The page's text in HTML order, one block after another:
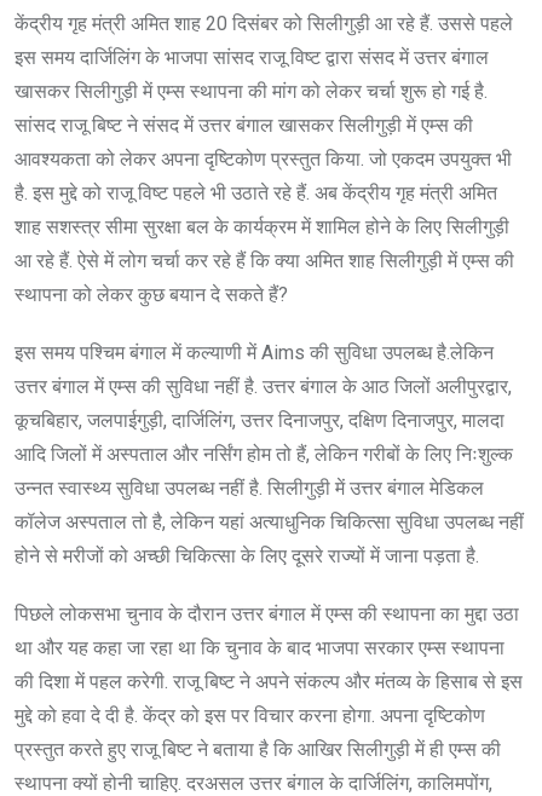
केंद्रीय गृह मंत्री अमित शाह 20 दिसंबर को सिलीगुड़ी आ रहे हैं. उससे पहले
इस समय दार्जिलिंग के भाजपा सांसद राजू विष्ट द्वारा संसद में उत्तर बंगाल
खासकर सिलीगुड़ी में एम्स स्थापना की मांग को लेकर चर्चा शुरू हो गई है.
सांसद राजू बिष्ट ने संसद में उत्तर बंगाल खासकर सिलीगुड़ी में एम्स की
आवश्यकता को लेकर अपना दृष्टिकोण प्रस्तुत किया. जो एकदम उपयुक्त भी
है. इस मुद्दे को राजू विष्ट पहले भी उठाते रहे हैं. अब केंद्रीय गृह मंत्री अमित
शाह सशस्त्र सीमा सुरक्षा बल के कार्यक्रम में शामिल होने के लिए सिलीगुड़ी
आ रहे हैं. ऐसे में लोग चर्चा कर रहे हैं कि क्या अमित शाह सिलीगुड़ी में एम्स की
स्थापना को लेकर कुछ बयान दे सकते हैं?
इस समय पश्चिम बंगाल में कल्याणी में Aims की सुविधा उपलब्ध है.लेकिन
उत्तर बंगाल में एम्स की सुविधा नहीं है. उत्तर बंगाल के आठ जिलों अलीपुरद्वार,
कूचबिहार, जलपाईगुड़ी, दार्जिलिंग, उत्तर दिनाजपुर, दक्षिण दिनाजपुर, मालदा
आदि जिलों में अस्पताल और नर्सिंग होम तो हैं, लेकिन गरीबों के लिए निःशुल्क
उन्नत स्वास्थ्य सुविधा उपलब्ध नहीं है. सिलीगुड़ी में उत्तर बंगाल मेडिकल
कॉलेज अस्पताल तो है, लेकिन यहां अत्याधुनिक चिकित्सा सुविधा उपलब्ध नहीं
होने से मरीजों को अच्छी चिकित्सा के लिए दूसरे राज्यों में जाना पड़ता है.
पिछले लोकसभा चुनाव के दौरान उत्तर बंगाल में एम्स की स्थापना का मुद्दा उठा
था और यह कहा जा रहा था कि चुनाव के बाद भाजपा सरकार एम्स स्थापना
की दिशा में पहल करेगी. राजू बिष्ट ने अपने संकल्प और मंतव्य के हिसाब से इस
मुद्दे को हवा दे दी है. केंद्र को इस पर विचार करना होगा. अपना दृष्टिकोण
प्रस्तुत करते हुए राजू बिष्ट ने बताया है कि आखिर सिलीगुड़ी में ही एम्स की
स्थापना क्यों होनी चाहिए. दरअसल उत्तर बंगाल के दार्जिलिंग, कालिमपोंग,